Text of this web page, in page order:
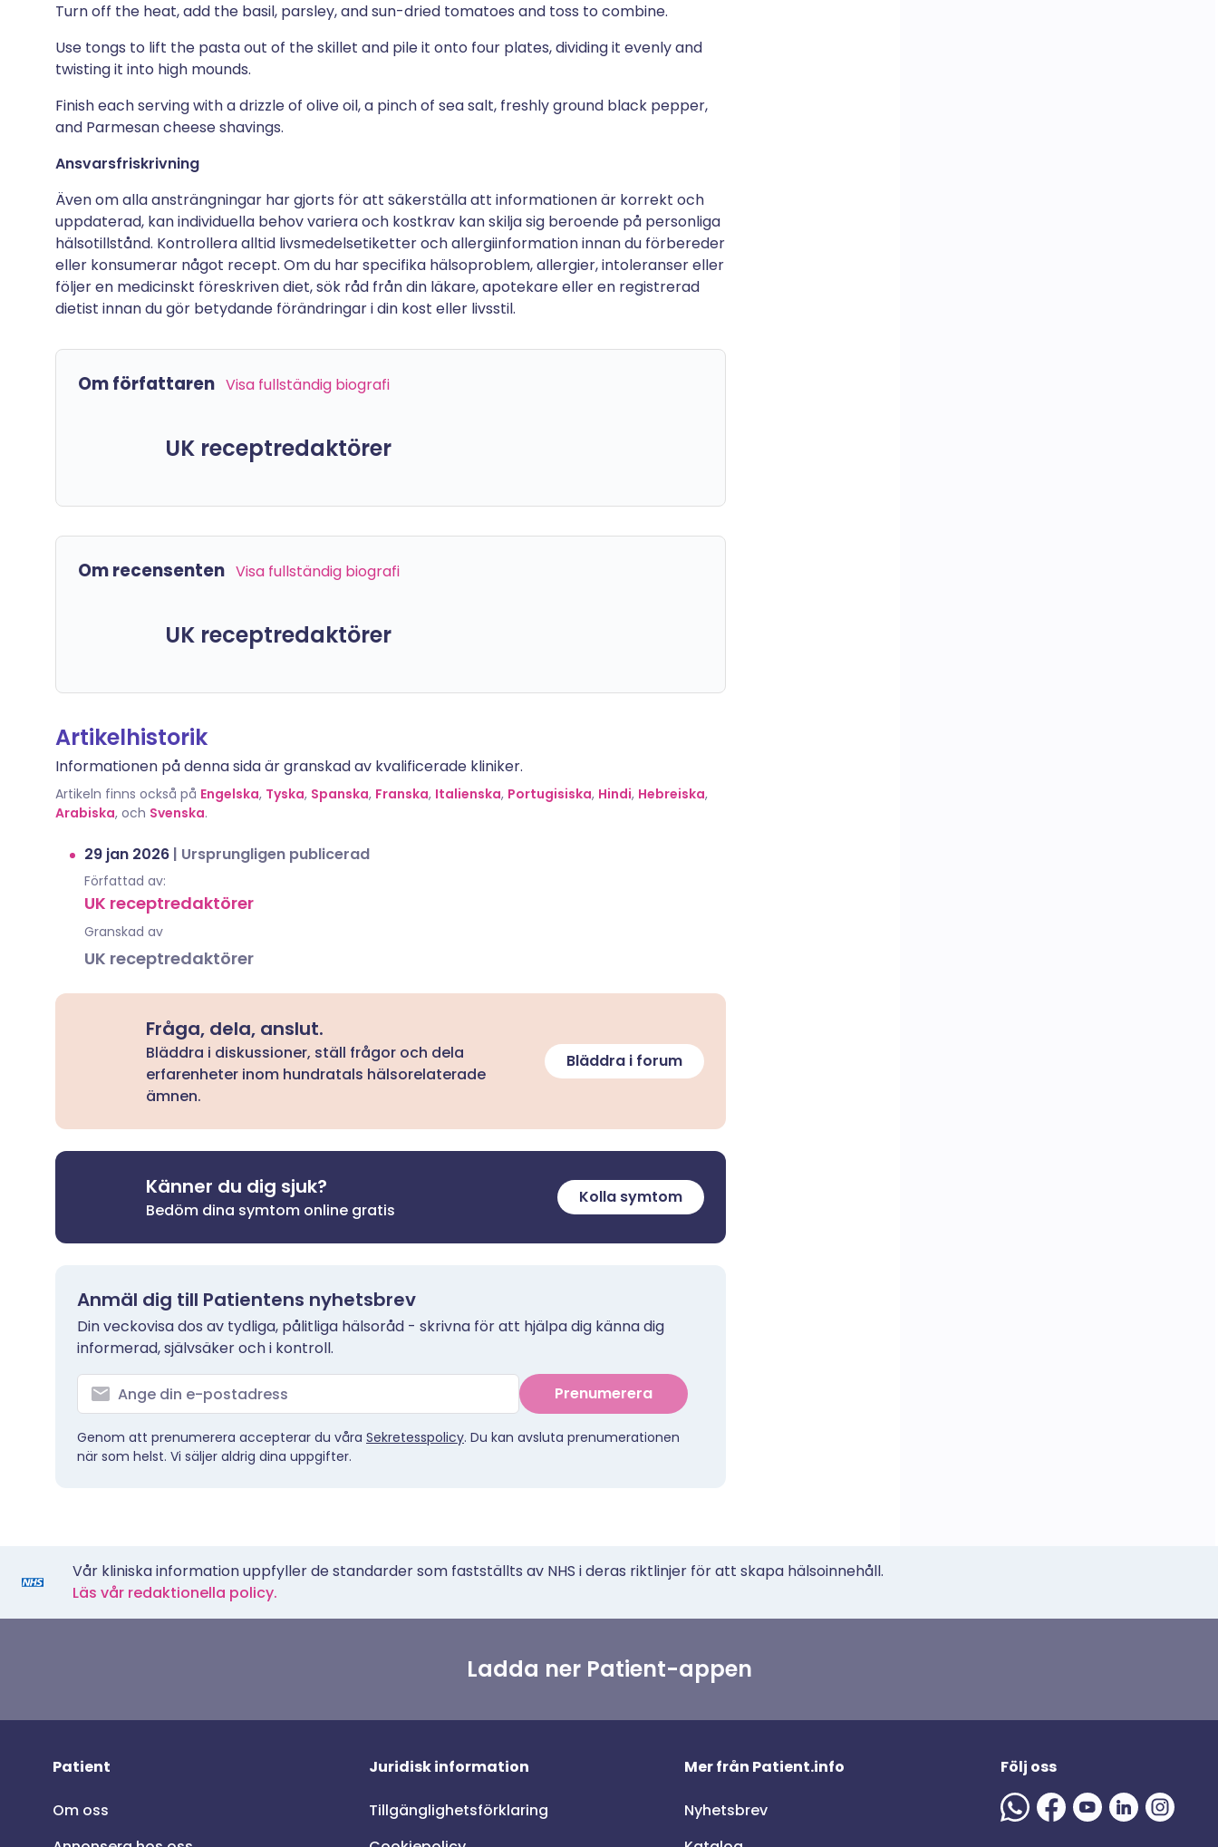
Turn off the heat, add the basil, parsley, and sun-dried tomatoes and toss to combine.
Use tongs to lift the pasta out of the skillet and pile it onto four plates, dividing it evenly and
twisting it into high mounds.
Finish each serving with a drizzle of olive oil, a pinch of sea salt, freshly ground black pepper,
and Parmesan cheese shavings.
Ansvarsfriskrivning
Även om alla ansträngningar har gjorts för att säkerställa att informationen är korrekt och
uppdaterad, kan individuella behov variera och kostkrav kan skilja sig beroende på personliga
hälsotillstånd. Kontrollera alltid livsmedelsetiketter och allergiinformation innan du förbereder
eller konsumerar något recept. Om du har specifika hälsoproblem, allergier, intoleranser eller
följer en medicinskt föreskriven diet, sök råd från din läkare, apotekare eller en registrerad
dietist innan du gör betydande förändringar i din kost eller livsstil.
Om författaren Visa fullständig biografi
UK receptredaktörer
Om recensenten Visa fullständig biografi
UK receptredaktörer
Artikelhistorik
Informationen på denna sida är granskad av kvalificerade kliniker.
Artikeln finns också på Engelska, Tyska, Spanska, Franska, Italienska, Portugisiska, Hindi, Hebreiska,
Arabiska, och Svenska.
29 jan 2026 | Ursprungligen publicerad
Författad av:
UK receptredaktörer
Granskad av
UK receptredaktörer
Fråga, dela, anslut.
Bläddra i diskussioner, ställ frågor och dela
erfarenheter inom hundratals hälsorelaterade
ämnen.
Bläddra i forum
Känner du dig sjuk?
Bedöm dina symtom online gratis
Kolla symtom
Anmäl dig till Patientens nyhetsbrev
Din veckovisa dos av tydliga, pålitliga hälsoråd - skrivna för att hjälpa dig känna dig
informerad, självsäker och i kontroll.
Prenumerera
Genom att prenumerera accepterar du våra Sekretesspolicy. Du kan avsluta prenumerationen
när som helst. Vi säljer aldrig dina uppgifter.
Vår kliniska information uppfyller de standarder som fastställts av NHS i deras riktlinjer för att skapa hälsoinnehåll.
Läs vår redaktionella policy.
Ladda ner Patient-appen
Patient
Om oss
Juridisk information
Tillgänglighetsförklaring
Mer från Patient.info
Nyhetsbrev
Följ oss